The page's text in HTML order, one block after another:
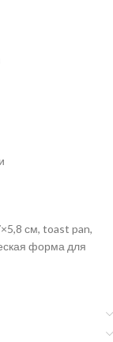
см, toast pan,
форма для